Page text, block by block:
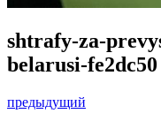
shtrafy-za-
belarusi-fe2dc50
предыдущий